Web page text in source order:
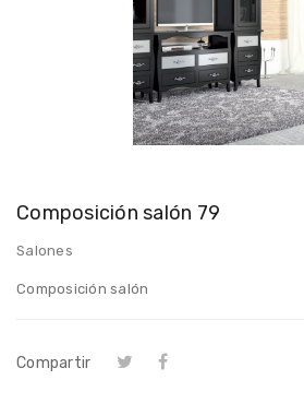
Composición salón 79
Salones
Composición salón
Compartir